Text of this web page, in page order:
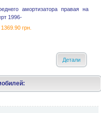
амортизатора правая на
1996-
1369.90 грн.
Детали